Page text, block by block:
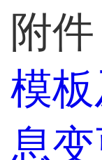
附件
模
息